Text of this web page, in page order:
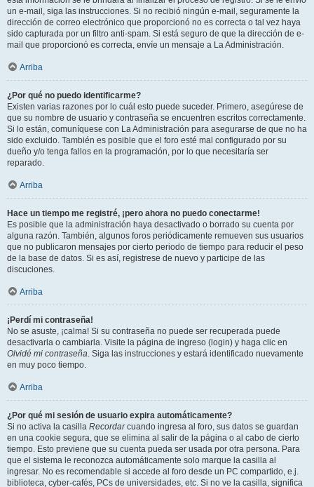
un e-mail, siga las instrucciones. Si no recibió ningún e-mail, seguramente la
dirección de correo electrónico que proporcionó no es correcta o tal vez haya
sido capturada por un filtro anti-spam. Si está seguro de que la dirección de e-
mail que proporcionó es correcta, envíe un mensaje a La Administración.
Arriba
¿Por qué no puedo identificarme?
Existen varias razones por lo cuál esto puede suceder. Primero, asegúrese de
que su nombre de usuario y contraseña se encuentren escritos correctamente.
Si lo están, comuníquese con La Administración para asegurarse de que no ha
sido excluido. También es posible que el foro esté mal configurado por su
dueño y/o tenga fallos en la programación, por lo que necesitaría ser
reparado.
Arriba
Hace un tiempo me registré, ¡pero ahora no puedo conectarme!
Es posible que la administración haya desactivado o borrado su cuenta por
alguna razón. También, algunos foros periódicamente remueven sus usuarios
que no publicaron mensajes por cierto periodo de tiempo para reducir el peso
de la base de datos. Si es así, registrese de nuevo y participe de las
discuciones.
Arriba
¡Perdí mi contraseña!
No se asuste, ¡calma! Si su contraseña no puede ser recuperada puede
desactivarla o cambiarla. Visite la página de ingreso (login) y haga clic en
Olvidé mi contraseña . Siga las instrucciones y estará identificado nuevamente
en muy poco tiempo.
Arriba
¿Por qué mi sesión de usuario expira automáticamente?
Si no activa la casilla Recordarcuando ingresa al foro, sus datos se guardan
en una cookie segura, que se elimina al salir de la página o al cabo de cierto
tiempo. Esto previene que su cuenta pueda ser usada por otra persona. Para
que el sistema le reconozca automáticamente solo marque la casilla al
ingresar. No es recomendable si accede al foro desde un PC compartido, e.j.
biblioteca, cyber-cafés, PCs de universidades, etc. Si no ve la casilla, significa